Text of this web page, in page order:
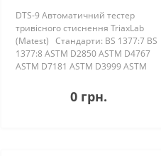
DTS-9 Автоматичний тестер
тривісного стиснення TriaxLab
(Matest) Стандарти: BS 1377:7 BS
1377:8 ASTM D2850 ASTM D4767
ASTM D7181 ASTM D3999 ASTM
TriaxLab - автоматизована
система циклічних тривісних
0 грн.